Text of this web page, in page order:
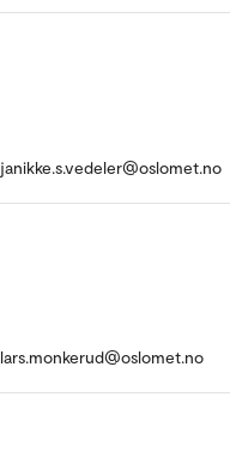
janikke.s.vedeler@oslomet.no
lars.monkerud@oslomet.no